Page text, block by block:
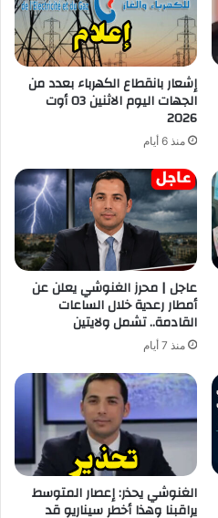
إشعار بانقطاع الكهرباء بعدد من
الجهات اليوم الاثنين 03 أوت
2026
منذ 6 أيام
عاجل | محرز الغنوشي يعلن عن
أمطار رعدية خلال الساعات
القادمة.. تشمل ولايتين
منذ 7 أيام
الغنوشي يحذر: إعصار المتوسط
يراقبنا وهذا أخطر سيناريو قد